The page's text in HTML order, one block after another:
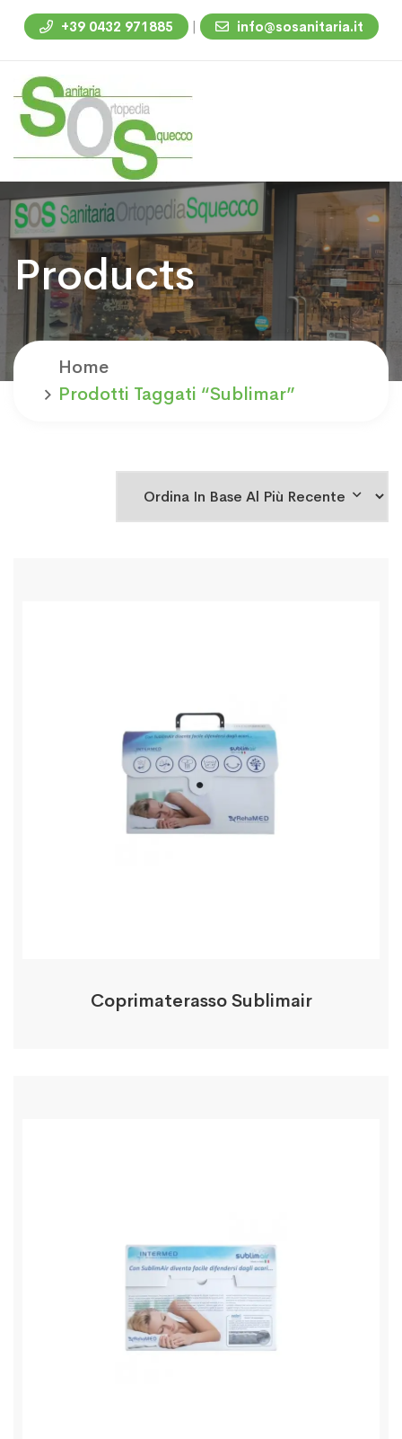
+39 0432 971885 | info@sosanitaria.it
Products
Home
Prodotti Taggati “sublimar”
Coprimaterasso Sublimair